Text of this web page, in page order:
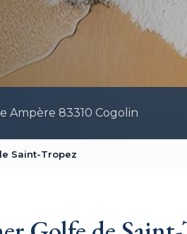
Ampère 83310 Cogolin
Saint-Tropez